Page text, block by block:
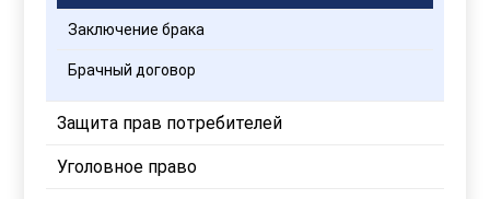
Заключение брака
Брачный договор
Защита прав потребителей
Уголовное право